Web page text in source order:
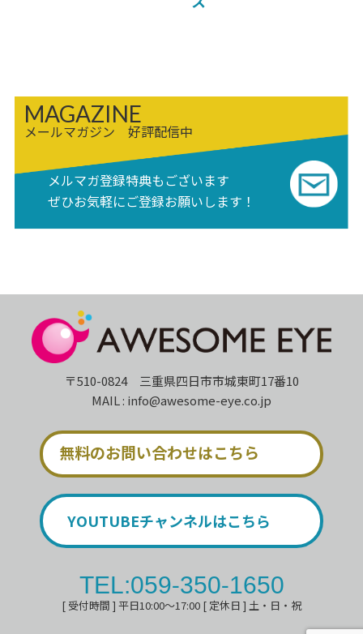
MAGAZINE
メールマガジン 好評配信中
メルマガ登録特典もございます
ぜひお気軽にご登録お願いします！
〒510-0824 三重県四日市市城東町17番10
MAIL : info@awesome-eye.co.jp
無料のお問い合わせはこちら
YOUTUBEチャンネルはこちら
TEL:059-350-1650
[ 受付時間 ] 平日10:00～17:00 [ 定休日 ] 土・日・祝